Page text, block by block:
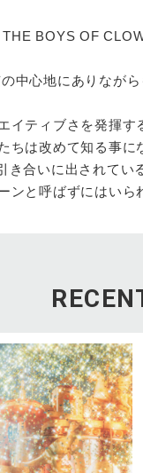
BOYS OF
中心地にありなが
イティブさを発揮
ちは改めて知る事に
合いに出されてい
ンと呼ばずにはいら